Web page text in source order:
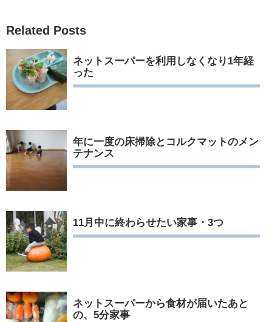
Related Posts
ネットスーパーを利用しなくなり1年経
った
年に一度の床掃除とコルクマットのメン
テナンス
11月中に終わらせたい家事・3つ
ネットスーパーから食材が届いたあと
の、5分家事